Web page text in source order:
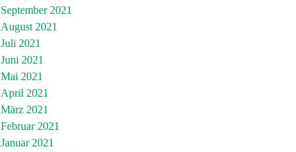
September 2021
August 2021
Juli 2021
Juni 2021
Mai 2021
April 2021
März 2021
Februar 2021
Januar 2021